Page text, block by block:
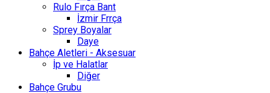
Rulo Fırça Bant
İzmir Frrça
Sprey Boyalar
Daye
Bahçe Aletleri - Aksesuar
İp ve Halatlar
Diğer
Bahçe Grubu